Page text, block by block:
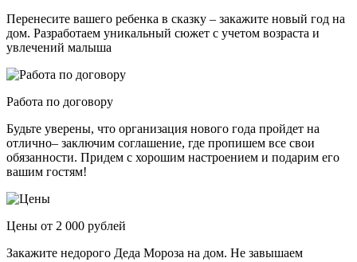
Перенесите вашего ребенка в сказку – закажите новый год на
дом. Разработаем уникальный сюжет с учетом возраста и
увлечений малыша
Работа по договору
Будьте уверены, что организация нового года пройдет на
отлично– заключим соглашение, где пропишем все свои
обязанности. Придем с хорошим настроением и подарим его
вашим гостям!
Цены от 2 000 рублей
Закажите недорого Деда Мороза на дом. Не завышаем